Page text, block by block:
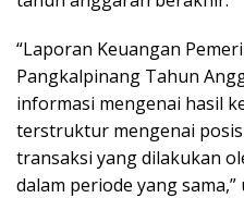
“Laporan Keuangan
Pangkalpinang Tahun
informasi mengenai hasil
terstruktur mengenai
transaksi yang dilakukan
dalam periode yang sama,”